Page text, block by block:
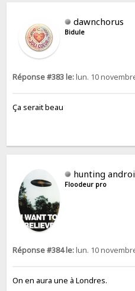
dawnchorus
Bidule
Réponse #383 le:lun. 10
Ça serait beau
hunting
Floodeur pro
Réponse #384 le:lun. 10
On en aura une à Londres.